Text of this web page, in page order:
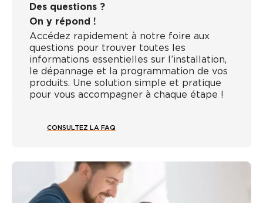
Des questions ?
On y répond !
Accédez rapidement à notre foire aux
questions pour trouver toutes les
informations essentielles sur l’installation,
le dépannage et la programmation de vos
produits. Une solution simple et pratique
pour vous accompagner à chaque étape !
CONSULTEZ LA FAQ